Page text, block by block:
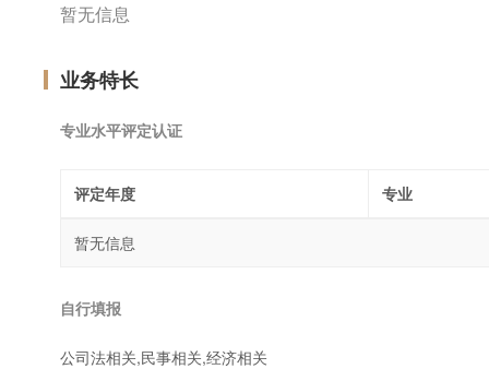
暂无信息
业务特长
专业水平评定认证
评定年度 专业
暂无信息
自行填报
公司法相关,民事相关,经济相关